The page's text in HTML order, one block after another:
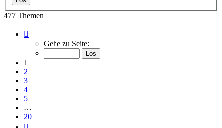
477 Themen
von
Gehe zu Seite:
1
2
3
4
5
…
20